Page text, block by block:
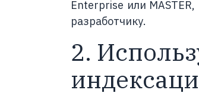
Enterprise или
разработчику.
2.